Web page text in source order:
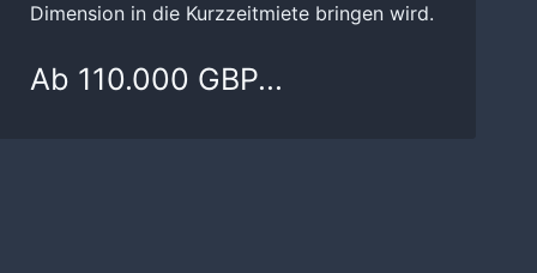
Dimension in die Kurzzeitmiete bringen wird.
Ab 110.000 GBP...